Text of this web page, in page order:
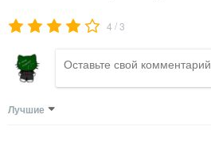
4 /3
Лучшие